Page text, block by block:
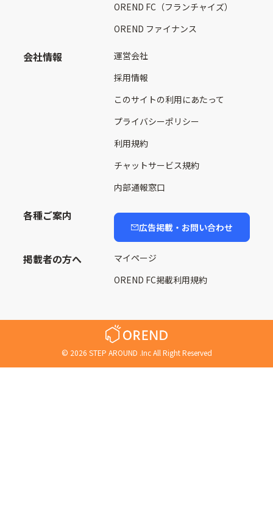
OREND FC（フランチャイズ）
OREND ファイナンス
会社情報
運営会社
採用情報
このサイトの利用にあたって
プライバシーポリシー
利用規約
チャットサービス規約
内部通報窓口
各種ご案内
広告掲載・お問い合わせ
掲載者の方へ
マイページ
OREND FC掲載利用規約
© 2026 STEP AROUND .Inc All Right Reserved